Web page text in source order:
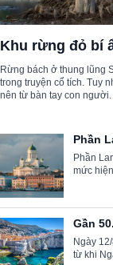
Khu rừng đỏ bí
Rừng bách ở thung lũng
trong truyện cổ tích. Tuy
nên từ bàn tay con người.
Phần
Phần
mức
Gần
Ngày
từ khi